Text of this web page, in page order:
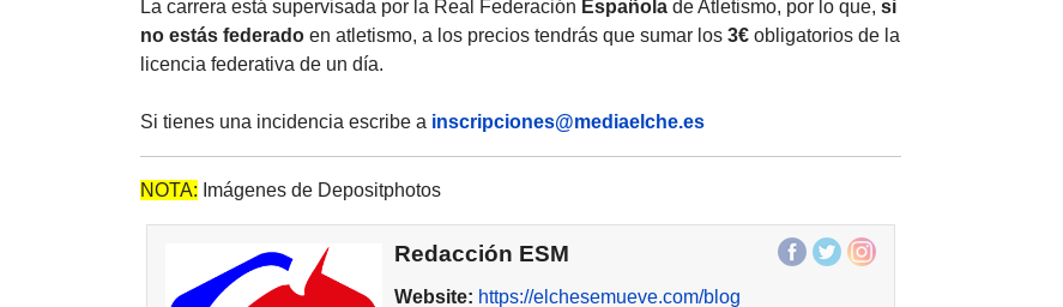
La carrera está supervisada por la Real Federación Española de Atletismo, por lo que, si
no estás federado en atletismo, a los precios tendrás que sumar los 3€ obligatorios de la
licencia federativa de un día.
Si tienes una incidencia escribe a inscripciones@mediaelche.es
NOTA: Imágenes de Depositphotos
Redacción ESM
Website: https://elchesemueve.com/blog